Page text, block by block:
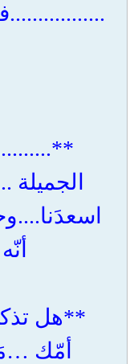
الجميلة
**هل
أمّك